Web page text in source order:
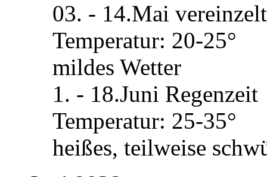
03. - 14.Mai
Temperatur: 20-25°
mildes Wetter
1. - 18.Juni Regenzeit
Temperatur: 25-35°
heißes, teilweise